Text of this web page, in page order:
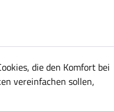
die den Komfort bei
vereinfachen sollen,